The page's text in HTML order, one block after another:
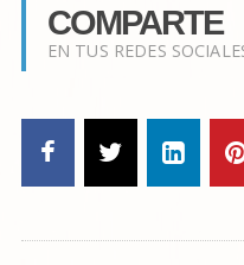
COMPARTE
EN TUS REDES